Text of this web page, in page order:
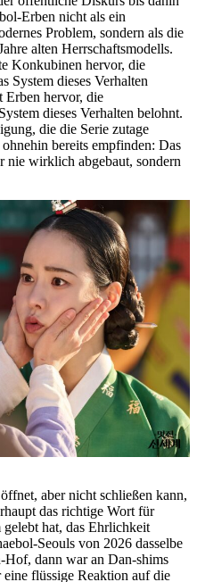
Erben nicht als ein
Problem, sondern als die
alten Herrschaftsmodells.
Konkubinen hervor, die
System dieses Verhalten
Erben hervor, die
dieses Verhalten belohnt.
die die Serie zutage
bereits empfinden: Das
nie wirklich abgebaut, sondern
aber nicht schließen kann,
das richtige Wort für
hat, das Ehrlichkeit
Seouls von 2026 dasselbe
Hof, dann war an Dan-shims
flüssige Reaktion auf die